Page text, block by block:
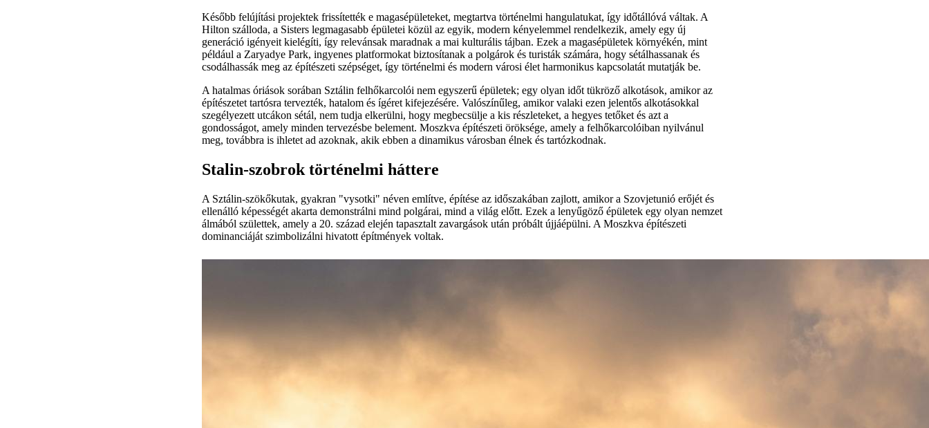
Később felújítási projektek frissítették e magasépületeket, megtartva történelmi hangulatukat, így időtállóvá váltak. A
Hilton szálloda, a Sisters legmagasabb épületei közül az egyik, modern kényelemmel rendelkezik, amely egy új
generáció igényeit kielégíti, így relevánsak maradnak a mai kulturális tájban. Ezek a magasépületek környékén, mint
például a Zaryadye Park, ingyenes platformokat biztosítanak a polgárok és turisták számára, hogy sétálhassanak és
csodálhassák meg az építészeti szépséget, így történelmi és modern városi élet harmonikus kapcsolatát mutatják be.
A hatalmas óriások sorában Sztálin felhőkarcolói nem egyszerű épületek; egy olyan időt tükröző alkotások, amikor az
építészetet tartósra tervezték, hatalom és ígéret kifejezésére. Valószínűleg, amikor valaki ezen jelentős alkotásokkal
szegélyezett utcákon sétál, nem tudja elkerülni, hogy megbecsülje a kis részleteket, a hegyes tetőket és azt a
gondosságot, amely minden tervezésbe belement. Moszkva építészeti öröksége, amely a felhőkarcolóiban nyilvánul
meg, továbbra is ihletet ad azoknak, akik ebben a dinamikus városban élnek és tartózkodnak.
Stalin-szobrok történelmi háttere
A Sztálin-szökőkutak, gyakran "vysotki" néven említve, építése az időszakában zajlott, amikor a Szovjetunió erőjét és
ellenálló képességét akarta demonstrálni mind polgárai, mind a világ előtt. Ezek a lenyűgöző épületek egy olyan nemzet
álmából születtek, amely a 20. század elején tapasztalt zavargások után próbált újjáépülni. A Moszkva építészeti
dominanciáját szimbolizálni hivatott építmények voltak.